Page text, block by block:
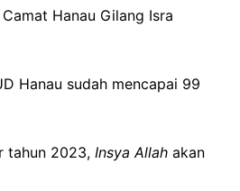
Hanau Gilang Isra
Hanau sudah mencapai 99
tahun 2023, Insya Allah akan